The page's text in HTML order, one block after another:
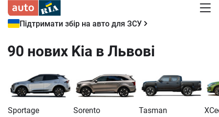
Підтримати збір на авто для ЗСУ
90 нових Kia в Львові
Sportage Sorento Tasman